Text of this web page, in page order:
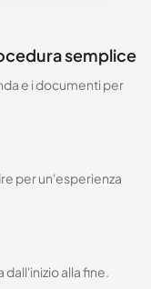
semplice
e i documenti per
per un'esperienza
alla fine.